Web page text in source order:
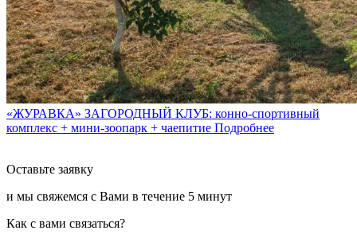
«ЖУРАВКА» ЗАГОРОДНЫЙ КЛУБ: конно-спортивный
комплекс + мини-зоопарк + чаепитие Подробнее
Оставьте заявку
и мы свяжемся с Вами в течение 5 минут
Как с вами связаться?